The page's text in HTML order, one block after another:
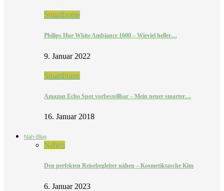
Smarthome
Philips Hue White Ambiance 1600 – Wieviel heller…
9. Januar 2022
Smarthome
Amazon Echo Spot vorbestellbar – Mein neuer smarter…
16. Januar 2018
Näh-Blog
Nähen
Den perfekten Reisebegleiter nähen – Kosmetiktasche Kim
6. Januar 2023